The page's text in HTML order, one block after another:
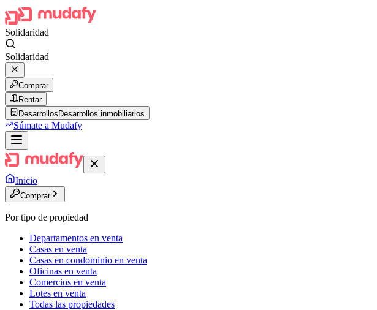
Solidaridad
Solidaridad
Comprar
Rentar
Desarrollos Desarrollos inmobiliarios
Súmate a Mudafy
Inicio
Comprar
Por tipo de propiedad
Departamentos en venta
Casas en venta
Casas en condominio en venta
Oficinas en venta
Comercios en venta
Lotes en venta
Todas las propiedades